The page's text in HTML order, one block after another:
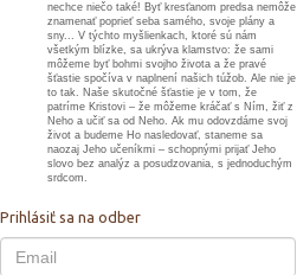
nechce niečo také! Byť kresťanom predsa nemôže
znamenať poprieť seba samého, svoje plány a
sny... V týchto myšlienkach, ktoré sú nám
všetkým blízke, sa ukrýva klamstvo: že sami
môžeme byť bohmi svojho života a že pravé
šťastie spočíva v naplnení našich túžob. Ale nie je
to tak. Naše skutočné šťastie je v tom, že
patríme Kristovi – že môžeme kráčať s Ním, žiť z
Neho a učiť sa od Neho. Ak mu odovzdáme svoj
život a budeme Ho nasledovať, staneme sa
naozaj Jeho učeníkmi – schopnými prijať Jeho
slovo bez analýz a posudzovania, s jednoduchým
srdcom.
Prihlásiť sa na odber